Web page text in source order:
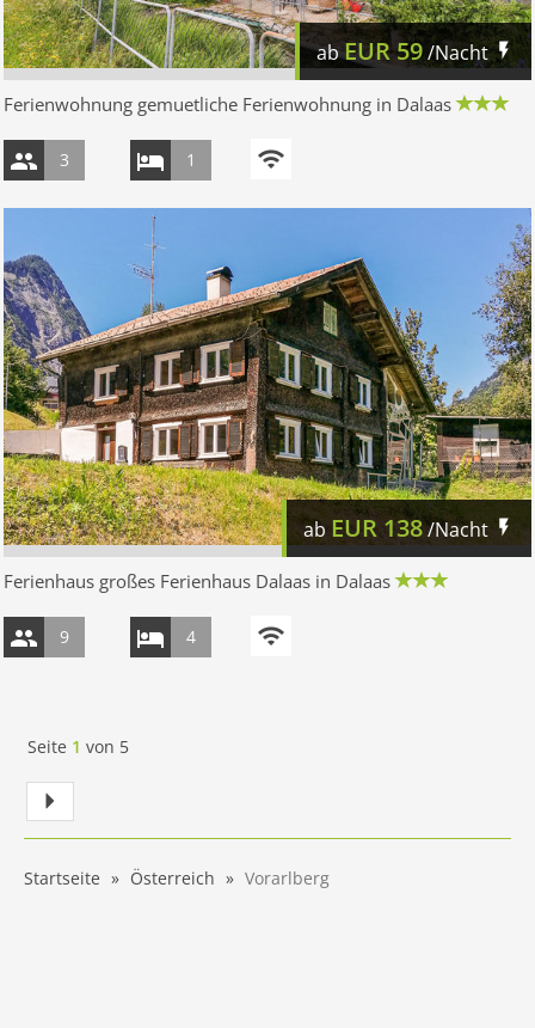
abEUR59/Nacht
Ferienwohnung gemuetliche Ferienwohnung in Dalaas
3 1
ab EUR 138/Nacht
Ferienhaus großes Ferienhaus Dalaas in Dalaas
9 4
Seite 1 von 5
Startseite Österreich Vorarlberg